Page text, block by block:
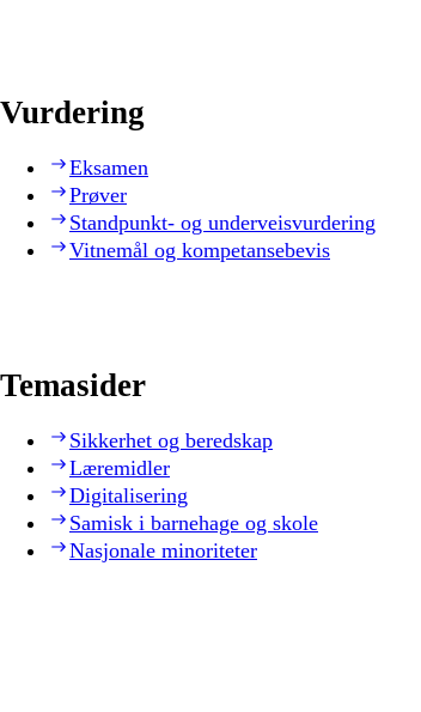
Vurdering
Eksamen
Prøver
Standpunkt- og underveisvurdering
Vitnemål og kompetansebevis
Temasider
Sikkerhet og beredskap
Læremidler
Digitalisering
Samisk i barnehage og skole
Nasjonale minoriteter